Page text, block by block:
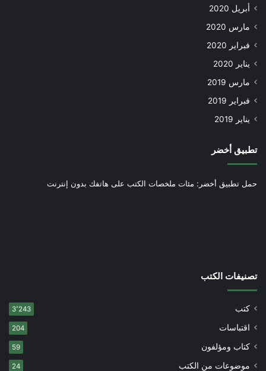
أبريل 2020
مارس 2020
فبراير 2020
يناير 2020
مارس 2019
فبراير 2019
يناير 2019
تطبيق أخضر
حمل تطبيق أخضر: مئات ملخصات الكتب على هاتفك بدون إنترنت
تصنيفات الكتب
كتب 3٬243
اقتباسات 204
كتاب ومؤلفون 59
موضوعات من الكتب 24